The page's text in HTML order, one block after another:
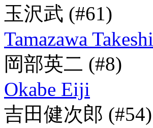
玉沢武 (#61)
Tamazawa Takeshi
岡部英二 (#8)
Okabe Eiji
吉田健次郎 (#54)